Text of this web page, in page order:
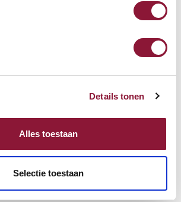
Details tonen
Alles toestaan
Selectie toestaan
Maak je werkplek compleet en vraag
maat aan.